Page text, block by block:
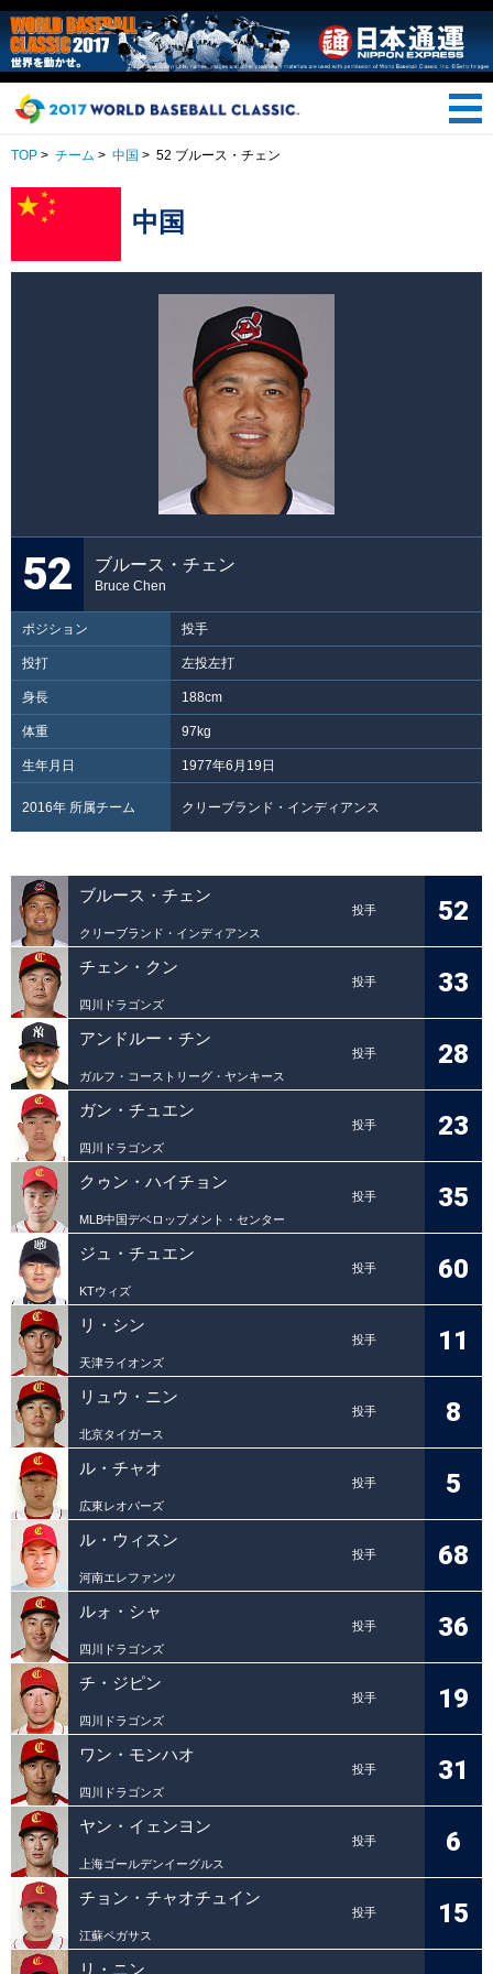
TOP > チーム > 中国 > 52 ブルース・チェン
中国
52 ブルース・チェン
Bruce Chen
ポジション 投手
投打 左投左打
身長 188cm
体重 97kg
生年月日 1977年6月19日
2016年 所属チーム クリーブランド・インディアンス
ブルース・チェン
投手
クリーブランド・インディアンス
52
チェン・クン
投手
四川ドラゴンズ
33
アンドルー・チン
投手
ガルフ・コーストリーグ・ヤンキース
28
ガン・チュエン
投手
四川ドラゴンズ
23
クゥン・ハイチョン
投手
MLB中国デベロップメント・センター
35
ジュ・チュエン
投手
KTウィズ
60
リ・シン
投手
天津ライオンズ
11
リュウ・ニン
投手
北京タイガース
8
ル・チャオ
投手
広東レオパーズ
5
ル・ウィスン
投手
河南エレファンツ
68
ルォ・シャ
投手
四川ドラゴンズ
36
チ・ジピン
投手
四川ドラゴンズ
19
ワン・モンハオ
投手
四川ドラゴンズ
31
ヤン・イェンヨン
投手
上海ゴールデンイーグルス
6
チョン・チャオチュイン
投手
江蘇ペガサス
15
リ・ニン